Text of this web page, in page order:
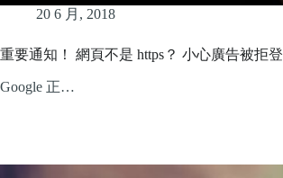
20 6 月, 2018
重要通知！ 網頁不是 https？ 小心廣告被拒登
Google 正…